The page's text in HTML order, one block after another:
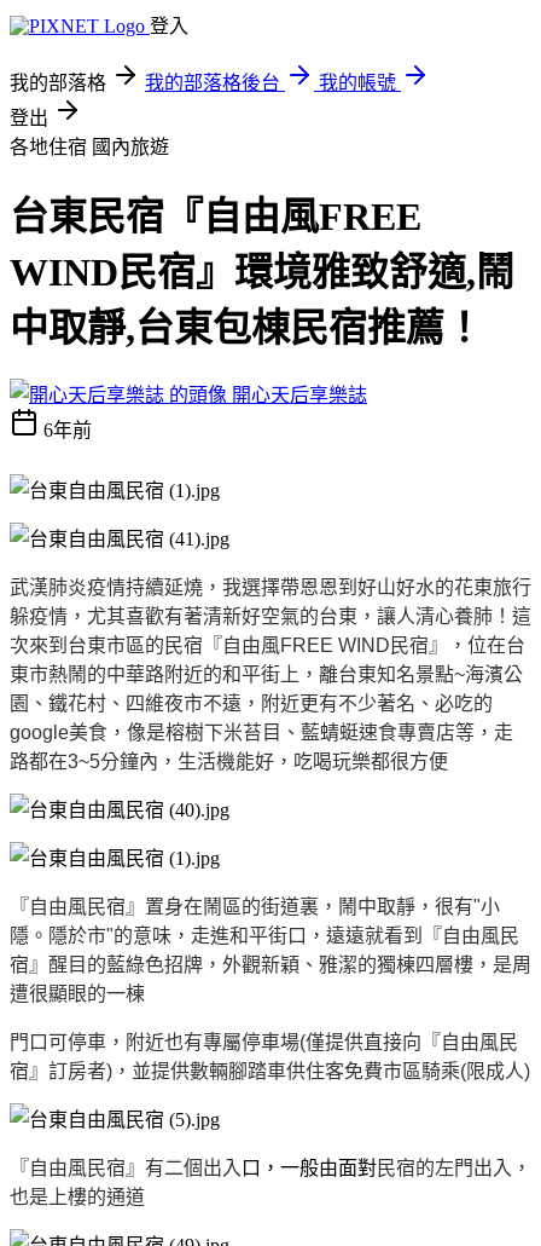
登入
我的部落格 我的部落格後台
我的帳號
登出
各地住宿 國內旅遊
台東民宿『自由風FREE
WIND民宿』環境雅致舒適,鬧
中取靜,台東包棟民宿推薦！
開心天后享樂誌
6年前
武漢肺炎疫情持續延燒，我選擇帶恩恩到好山好水的花東旅行
躲疫情，尤其喜歡有著清新好空氣的台東，讓人清心養肺！這
次來到台東市區的民宿『自由風FREE WIND民宿』，位在台
東市熱鬧的中華路附近的和平街上，離台東知名景點~海濱公
園、鐵花村、四維夜市不遠，附近更有不少著名、必吃的
google美食，像是榕樹下米苔目、藍蜻蜓速食專賣店等，走
路都在3~5分鐘內，生活機能好，吃喝玩樂都很方便
『自由風民宿』置身在鬧區的街道裏，鬧中取靜，很有"小
隱。隱於市"的意味，走進和平街口，遠遠就看到『自由風民
宿』醒目的藍綠色招牌，外觀新穎、雅潔的獨棟四層樓，是周
遭很顯眼的一棟
門口可停車，附近也有專屬停車場(僅提供直接向『自由風民
宿』訂房者)，並提供數輛腳踏車供住客免費市區騎乘(限成人)
『自由風民宿』有二個出入 口，一般由面對民宿的左門出入，
也是上樓的通道